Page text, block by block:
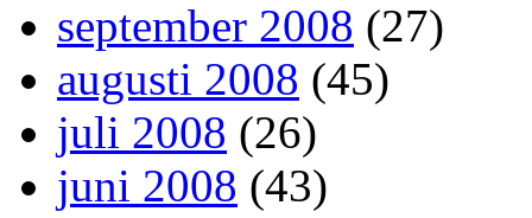
september 2008 (27)
augusti 2008 (45)
juli 2008 (26)
juni 2008 (43)